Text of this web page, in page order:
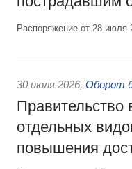
Распоряжение от 28
30 июля 2026, Оборот
отдельных
повышения